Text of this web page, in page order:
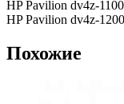
HP Pavilion dv4z-
HP Pavilion dv4z-
Похожие